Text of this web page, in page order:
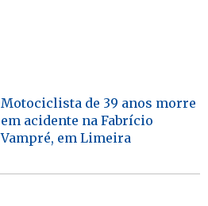
Motociclista de 39 anos morre
em acidente na Fabrício
Vampré, em Limeira